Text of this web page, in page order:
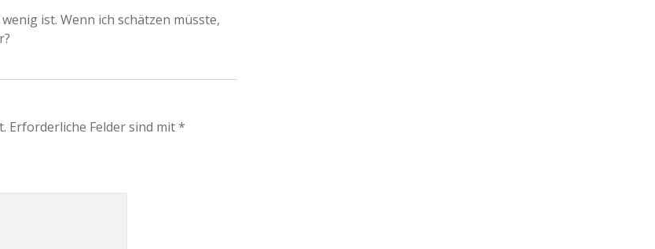
ist. Wenn ich schätzen müsste,
Erforderliche Felder sind mit*